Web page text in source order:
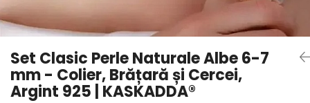
Seturi Perle cu Argint
Brățări cu Perle
Pandantive cu Perle
Brose cu Perle
Set Clasic Perle Naturale Albe 6-7
mm - Colier, Brățară și Cercei,
Argint 925 | KASKADDA®